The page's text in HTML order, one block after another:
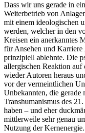
Dass wir uns gerade in
Weiterbetrieb von
mit einem ideologischen
werden, welcher in den
Kreisen ein anerkanntes
für Ansehen und Karriere
prinzipiell ablehnte. Die
allergischen Reaktion
wieder Autoren heraus
vor der vermeintlichen
Unbekannten, die gerade
Transhumanismus des
haben – und eher
mittlerweile sehr genau
Nutzung der Kernenergie.